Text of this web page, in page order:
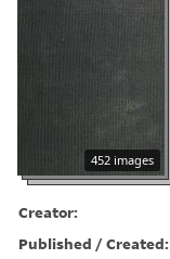
452 images
Creator:
Published / Created: